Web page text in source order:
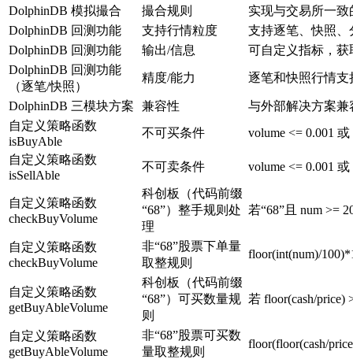
DolphinDB 模拟撮合
撮合规则
实现与交易所一
DolphinDB 回测功能
支持行情粒度
支持逐笔、快照
DolphinDB 回测功能
输出/信息
可自定义指标，
DolphinDB 回测功能
（逐笔/快照）
精度/能力 逐笔和快照行情
DolphinDB 三模块方案 兼容性
与外部解决方案
自定义策略函数
isBuyAble
不可买条件
volume <= 0.001
自定义策略函数
isSellAble
不可卖条件 volume <= 0.001
自定义策略函数
checkBuyVolume
科创板（代码前缀
“68”）整手规则处
理
若“68”且 num >=
自定义策略函数
checkBuyVolume
非“68”股票下单量
取整规则
floor(int(num)/
自定义策略函数
getBuyAbleVolume
科创板（代码前缀
“68”）可买数量规
则
若 floor(cash/price)
自定义策略函数
getBuyAbleVolume
非“68”股票可买数
量取整规则
floor(floor(cash/